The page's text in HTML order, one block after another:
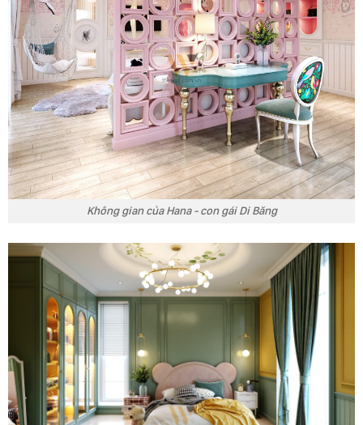
Không gian của Hana - con gái Di Băng